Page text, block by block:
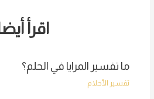
اقرأ
ما تفسير المرايا في الحلم؟
تفسير الأحلام